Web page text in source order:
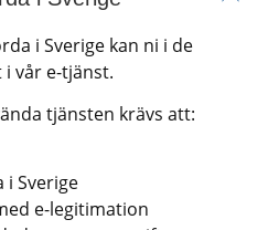
i Sverige kan ni i de
vår e-tjänst.
tjänsten krävs att:
i Sverige
e-legitimation